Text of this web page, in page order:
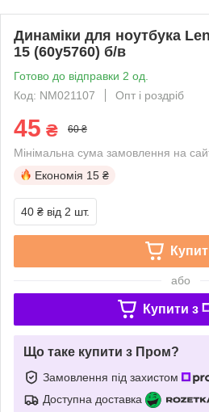
Динаміки для ноутбука
15 (60y5760) б/в
Готово до відправки 2 од.
Код: NM021107
Опт і роздріб
45 ₴ 60 ₴
Мінімальна сума замовлення на
Економія 15 ₴
40 ₴ від 2 шт.
або
Купити з
Що таке купити з Пром?
Замовлення під захистом
Доступна доставка